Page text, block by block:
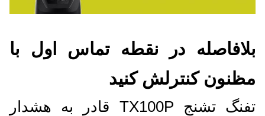
بلافاصله در نقطه تماس اول با
مظنون کنترلش کنيد
تفنگ تشنج TX100P قادر به هشدار